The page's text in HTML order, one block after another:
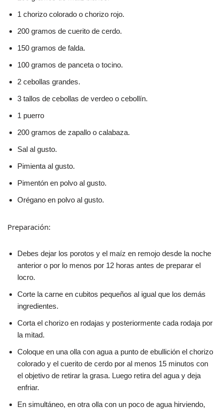
1 chorizo colorado o chorizo rojo.
200 gramos de cuerito de cerdo.
150 gramos de falda.
100 gramos de panceta o tocino.
2 cebollas grandes.
3 tallos de cebollas de verdeo o cebollín.
1 puerro
200 gramos de zapallo o calabaza.
Sal al gusto.
Pimienta al gusto.
Pimentón en polvo al gusto.
Orégano en polvo al gusto.
Preparación:
Debes dejar los porotos y el maíz en remojo desde la noche
anterior o por lo menos por 12 horas antes de preparar el
locro.
Corte la carne en cubitos pequeños al igual que los demás
ingredientes.
Corta el chorizo en rodajas y posteriormente cada rodaja por
la mitad.
Coloque en una olla con agua a punto de ebullición el chorizo
colorado y el cuerito de cerdo por al menos 15 minutos con
el objetivo de retirar la grasa. Luego retira del agua y deja
enfriar.
En simultáneo, en otra olla con un poco de agua hirviendo,